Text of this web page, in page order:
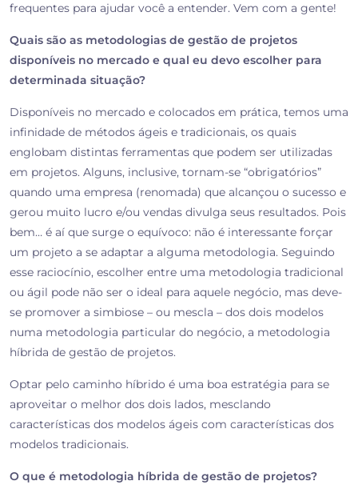
frequentes para ajudar você a entender. Vem com a gente!
Quais são as metodologias de gestão de projetos
disponíveis no mercado e qual eu devo escolher para
determinada situação?
Disponíveis no mercado e colocados em prática, temos uma
infinidade de métodos ágeis e tradicionais, os quais
englobam distintas ferramentas que podem ser utilizadas
em projetos. Alguns, inclusive, tornam-se “obrigatórios”
quando uma empresa (renomada) que alcançou o sucesso e
gerou muito lucro e/ou vendas divulga seus resultados. Pois
bem… é aí que surge o equívoco: não é interessante forçar
um projeto a se adaptar a alguma metodologia. Seguindo
esse raciocínio, escolher entre uma metodologia tradicional
ou ágil pode não ser o ideal para aquele negócio, mas deve-
se promover a simbiose – ou mescla – dos dois modelos
numa metodologia particular do negócio, a metodologia
híbrida de gestão de projetos.
Optar pelo caminho híbrido é uma boa estratégia para se
aproveitar o melhor dos dois lados, mesclando
características dos modelos ágeis com características dos
modelos tradicionais.
O que é metodologia híbrida de gestão de projetos?